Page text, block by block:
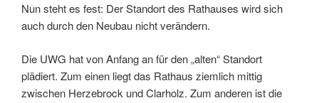
Nun steht es fest: Der Standort des Rathauses wird sich
auch durch den Neubau nicht verändern.
Die UWG hat von Anfang an für den „alten“ Standort
plädiert. Zum einen liegt das Rathaus ziemlich mittig
zwischen Herzebrock und Clarholz. Zum anderen ist die